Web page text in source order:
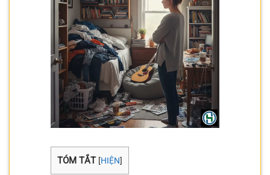
TÓM TẮT [HIỆN]